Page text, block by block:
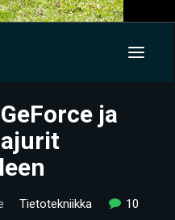
ja
Tietotekniikka 10